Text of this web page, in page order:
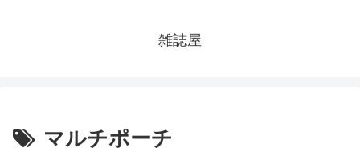
雑誌屋
マルチポーチ